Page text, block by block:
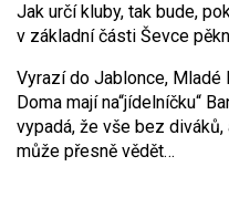
Jak určí kluby, tak bude,
v základní části Ševce
Vyrazí do Jablonce, Mladé
Doma mají na“jídelníčku“
vypadá, že vše bez
může přesně vědět…